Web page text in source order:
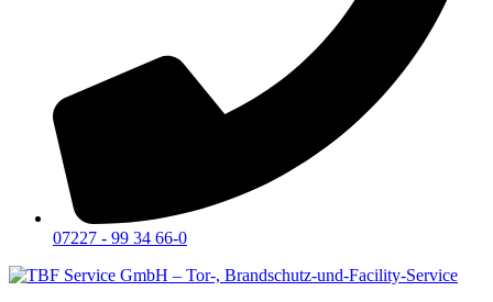
07227 - 99 34 66-0